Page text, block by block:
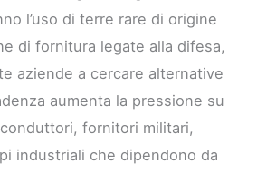
l’uso di terre rare di origine
di fornitura legate alla difesa,
aziende a cercare alternative
aumenta la pressione su
fornitori militari,
industriali che dipendono da